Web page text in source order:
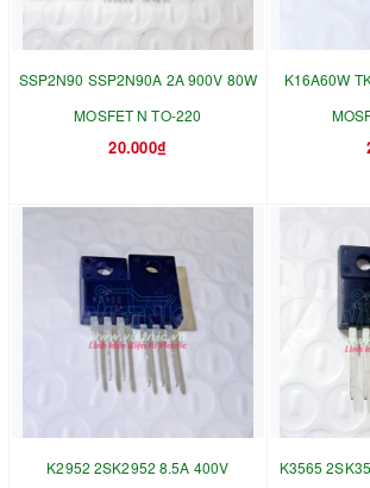
SSP2N90 SSP2N90A 2A 900V 80W
MOSFET N TO-220
20.000₫
K16A60W
K2952 2SK2952 8.5A 400V
K3565